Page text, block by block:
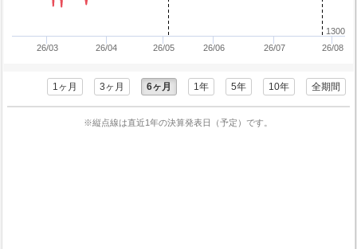
26/03 26/04 26/05 26/06 26/07 26/08
1300
1ヶ月 3ヶ月 6ヶ月 1年 5年 10年 全期間
※縦点線は直近1年の決算発表日（予定）です。